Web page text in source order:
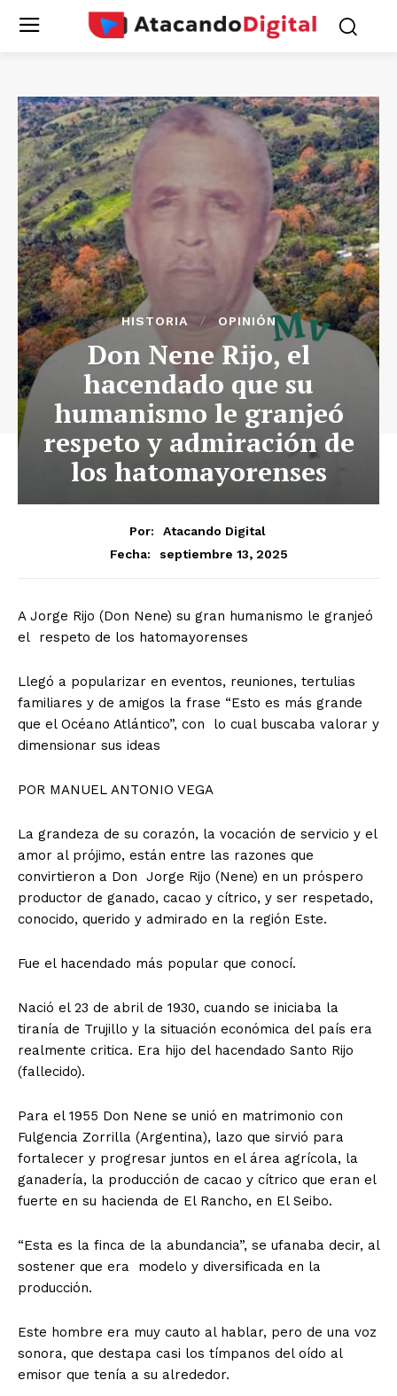
HISTORIA OPINIÓN
Don Nene Rijo, el
hacendado que su
humanismo le granjeó
respeto y admiración de
los hatomayorenses
Por:
Atacando Digital
Fecha:
septiembre 13, 2025
A Jorge Rijo (Don Nene) su gran humanismo le granjeó
el respeto de los hatomayorenses
Llegó a popularizar en eventos, reuniones, tertulias
familiares y de amigos la frase “Esto es más grande
que el Océano Atlántico”, con lo cual buscaba valorar y
dimensionar sus ideas
POR MANUEL ANTONIO VEGA
La grandeza de su corazón, la vocación de servicio y el
amor al prójimo, están entre las razones que
convirtieron a Don Jorge Rijo (Nene) en un próspero
productor de ganado, cacao y cítrico, y ser respetado,
conocido, querido y admirado en la región Este.
Fue el hacendado más popular que conocí.
Nació el 23 de abril de 1930, cuando se iniciaba la
tiranía de Trujillo y la situación económica del país era
realmente critica. Era hijo del hacendado Santo Rijo
(fallecido).
Para el 1955 Don Nene se unió en matrimonio con
Fulgencia Zorrilla (Argentina), lazo que sirvió para
fortalecer y progresar juntos en el área agrícola, la
ganadería, la producción de cacao y cítrico que eran el
fuerte en su hacienda de El Rancho, en El Seibo.
“Esta es la finca de la abundancia”, se ufanaba decir, al
sostener que era modelo y diversificada en la
producción.
Este hombre era muy cauto al hablar, pero de una voz
sonora, que destapa casi los tímpanos del oído al
emisor que tenía a su alrededor.